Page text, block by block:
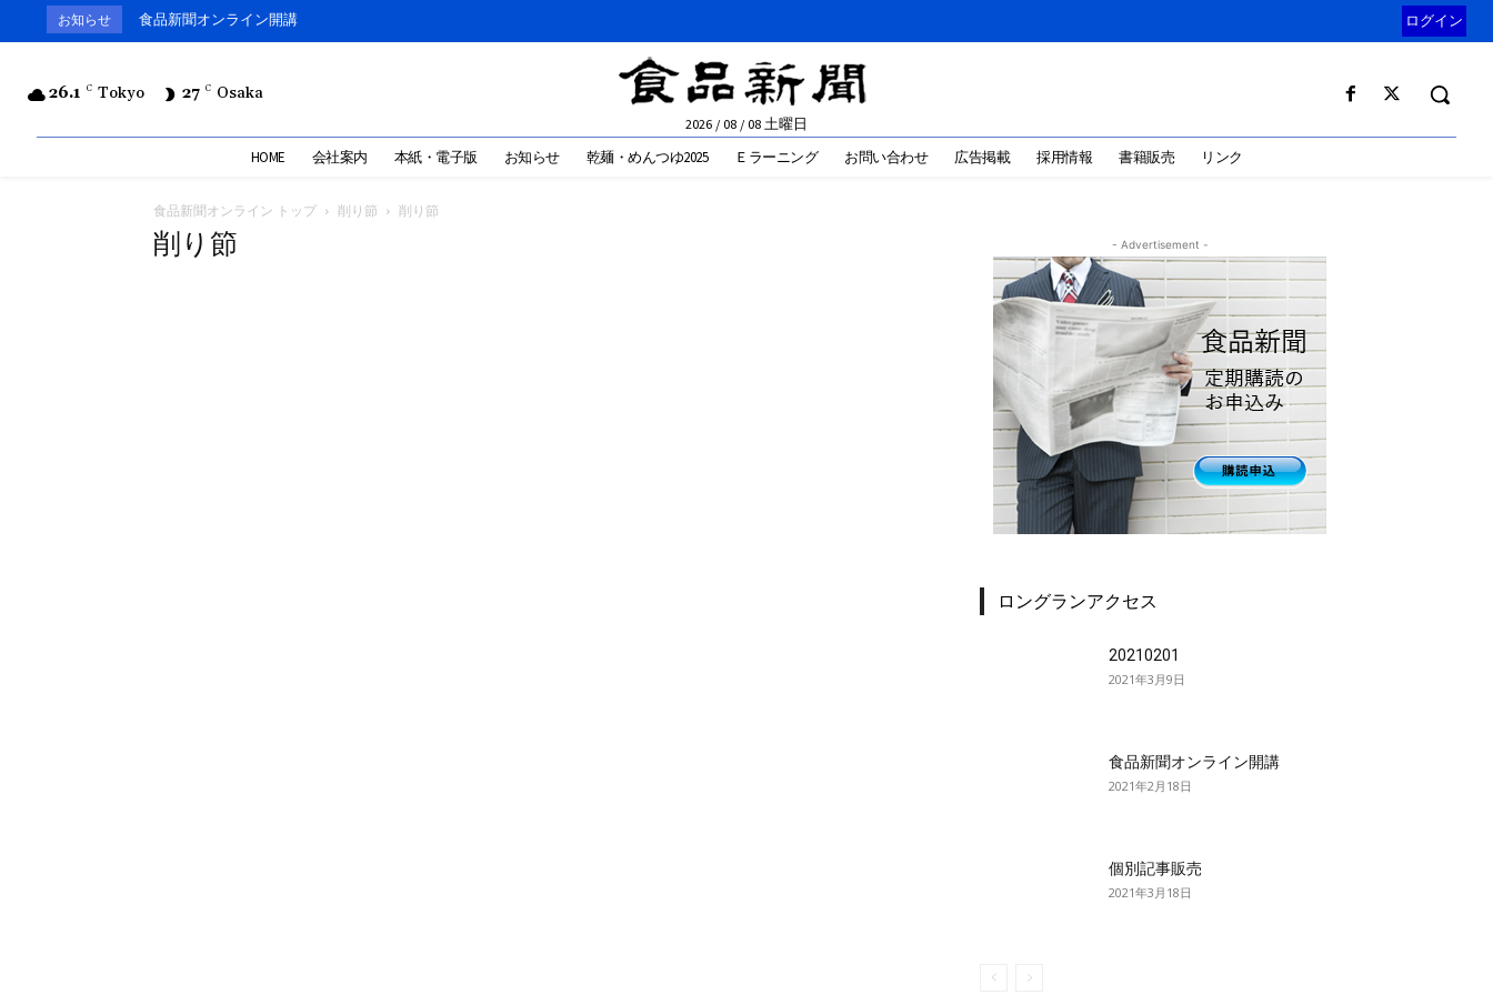
お知らせ 食品新聞オンライン開講 ログイン
26.1 C Tokyo 27 C Osaka
2026 / 08 / 08 土曜日
HOME 会社案内 本紙・電子版 お知らせ 乾麺・めんつゆ2025 Ｅラーニング お問い合わせ 広告掲載 採用情報 書籍販売 リンク
食品新聞オンライン トップ 削り節 削り節
削り節 - Advertisement -
ロングランアクセス
20210201
2021年3月9日
食品新聞オンライン開講
2021年2月18日
個別記事販売
2021年3月18日